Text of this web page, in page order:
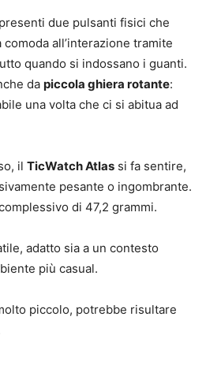
due pulsanti fisici che
all’interazione tramite
quando si indossano i guanti.
da piccola ghiera rotante:
una volta che ci si abitua ad
il TicWatch Atlas si fa sentire,
pesante o ingombrante.
di 47,2 grammi.
adatto sia a un contesto
più casual.
piccolo, potrebbe risultare